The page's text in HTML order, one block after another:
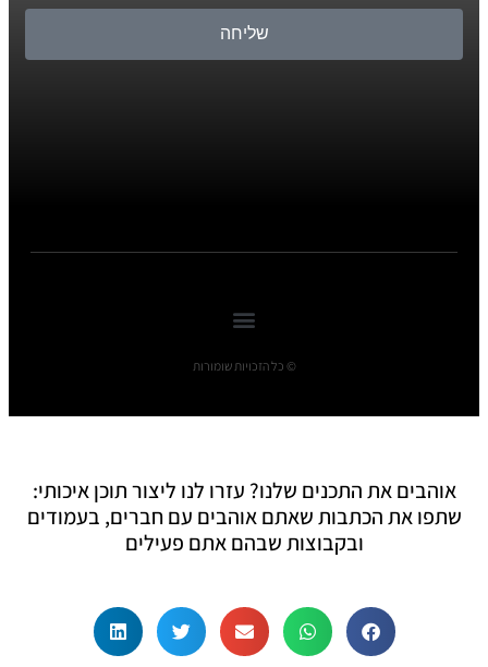
שליחה
© כל הזכויות שומורות
אוהבים את התכנים שלנו? עזרו לנו ליצור תוכן איכותי:
שתפו את הכתבות שאתם אוהבים עם חברים, בעמודים
ובקבוצות שבהם אתם פעילים